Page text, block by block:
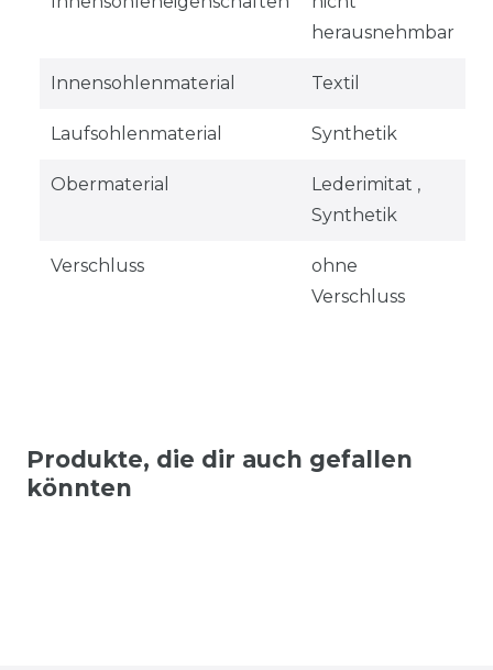
herausnehmbar
Innensohlenmaterial Textil
Laufsohlenmaterial Synthetik
Obermaterial
Lederimitat ,
Synthetik
Verschluss
ohne
Verschluss
Produkte, die dir auch gefallen
könnten